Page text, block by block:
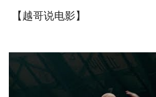
【越哥说电影】